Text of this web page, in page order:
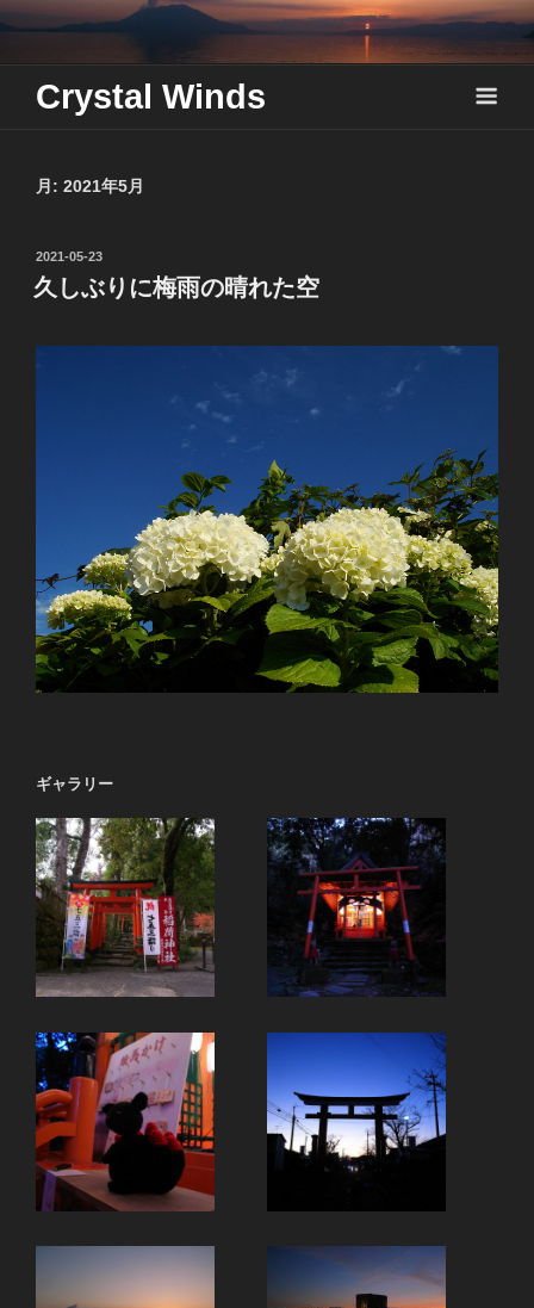
Skip
content
Crystal Winds
月: 2021年5月
投
稿
日:
2021-05-23
久しぶりに梅雨の晴れた空
ギャラリー